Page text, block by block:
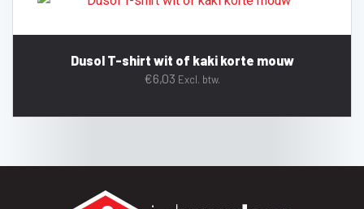
Dusol T-shirt wit of kaki korte mouw
€6,03 Excl. btw.